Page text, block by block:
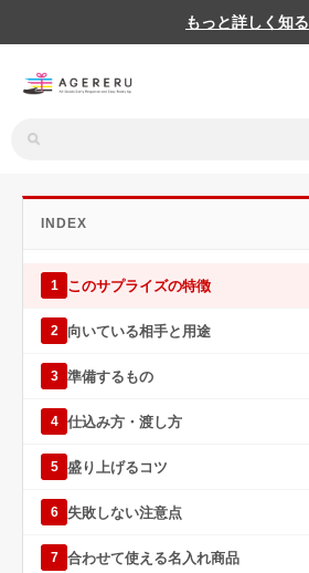
もっと詳しく知る
INDEX
1 このサプライズの特徴
2 向いている相手と用途
3 準備するもの
4 仕込み方・渡し方
5 盛り上げるコツ
6 失敗しない注意点
7 合わせて使える名入れ商品